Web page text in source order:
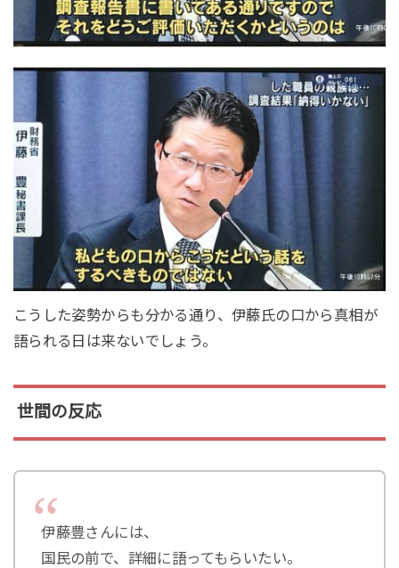
こうした姿勢からも分かる通り、伊藤氏の口から真相が
語られる日は来ないでしょう。
世間の反応
伊藤豊さんには、
国民の前で、詳細に語ってもらいたい。